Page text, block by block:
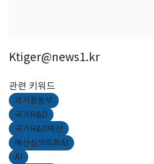
Ktiger@news1.kr
관련 키워드
과기정통부
국가R&D
국가R&D예산
예산심의특화AI
AI